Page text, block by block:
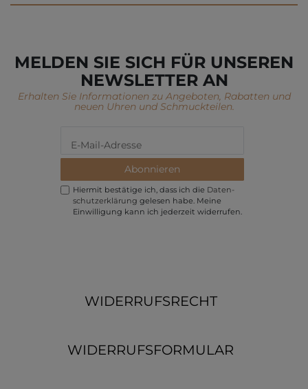
MELDEN SIE SICH FÜR UNSEREN
NEWSLETTER AN
Erhalten Sie Informationen zu Angeboten, Rabatten und
neuen Uhren und Schmuckteilen.
Abonnieren
Hiermit bestätige ich, dass ich die Daten­
schutz­erklärung gelesen habe. Meine
Einwilligung kann ich jederzeit widerrufen.
WIDERRUFSRECHT
WIDERRUFSFORMULAR